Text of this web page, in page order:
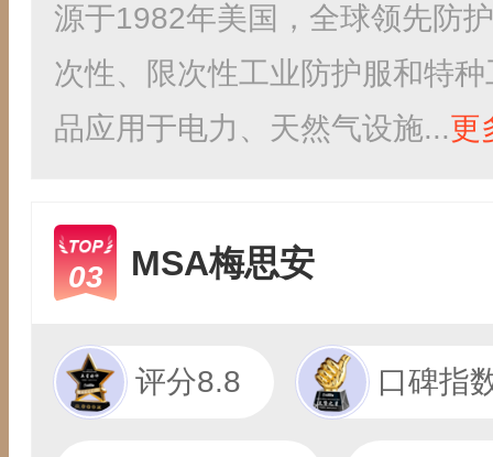
源于1982年美国，全球领先防
次性、限次性工业防护服和特
品应用于电力、天然气设施...更
03 MSA梅思安
评分8.8 口碑指